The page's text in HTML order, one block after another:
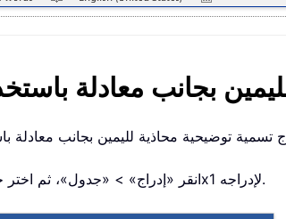
بجانب معادلة
انقر «إدراج» > «جدول»، ثم اختر جدولًا بحجم 3x1 لإدراجه.